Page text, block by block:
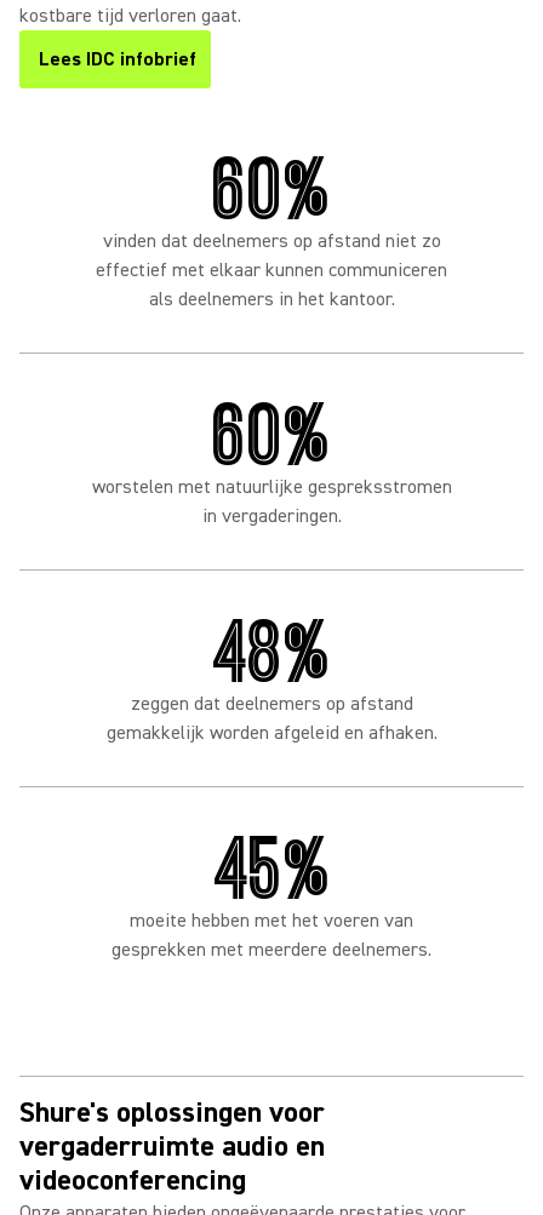
kostbare tijd verloren gaat.
Lees IDC infobrief
60%
vinden dat deelnemers op afstand niet zo
effectief met elkaar kunnen communiceren
als deelnemers in het kantoor.
60%
worstelen met natuurlijke gespreksstromen
in vergaderingen.
48%
zeggen dat deelnemers op afstand
gemakkelijk worden afgeleid en afhaken.
45%
moeite hebben met het voeren van
gesprekken met meerdere deelnemers.
Shure's oplossingen voor
vergaderruimte audio en
videoconferencing